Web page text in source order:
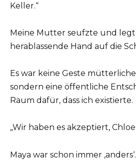
Keller.“
Meine Mutter seufzte und
herablassende Hand auf die
Es war keine Geste
sondern eine öffentliche
Raum dafür, dass ich existierte.
„Wir haben es akzeptiert, Chloe.
Maya war schon immer ‚anders‘.